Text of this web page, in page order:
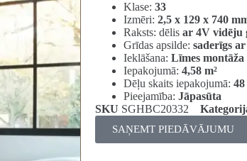
Klase: 33
Izmēri: 2,5 x 129 x 740
Raksts: dēlis ar 4V vidēju
Grīdas apsilde: saderīgs
Ieklāšana: Līmes montāža
Iepakojumā: 4,58 m²
Dēļu skaits iepakojumā: 48
Pieejamība: Jāpasūta
SKU SGHBC20332
SAŅEMT PIEDĀVĀJUMU